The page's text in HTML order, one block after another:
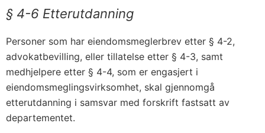
§ 4-6 Etterutdanning
Personer som har eiendomsmeglerbrev etter § 4-2,
advokatbevilling, eller tillatelse etter § 4-3, samt
medhjelpere etter § 4-4, som er engasjert i
eiendomsmeglingsvirksomhet, skal gjennomgå
etterutdanning i samsvar med forskrift fastsatt av
departementet.